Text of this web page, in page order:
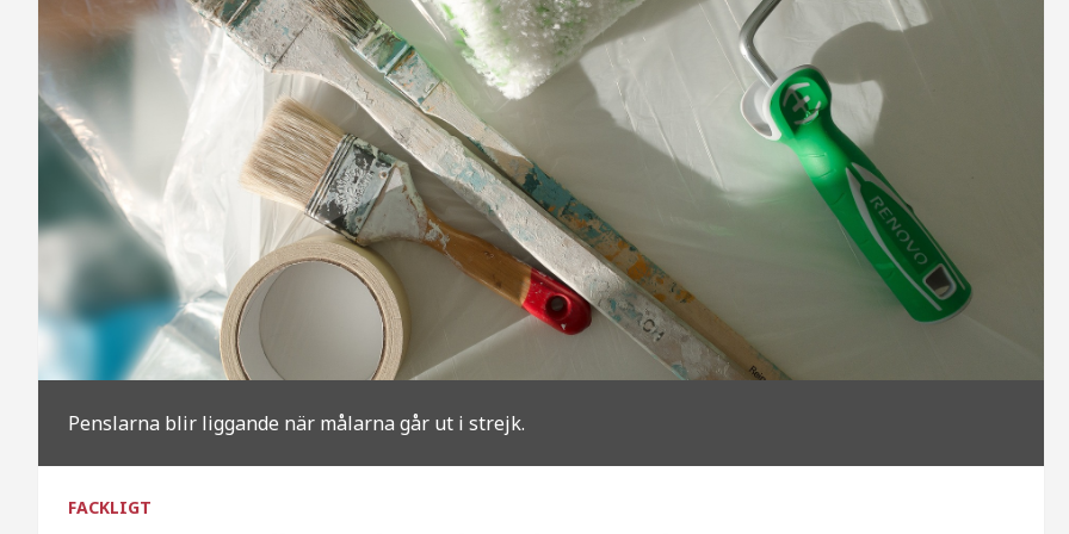
Penslarna blir liggande när målarna går ut i strejk.
FACKLIGT